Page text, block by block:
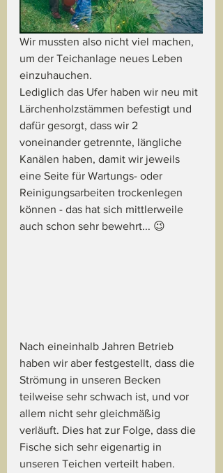
Wir mussten also nicht viel machen,
um der Teichanlage neues Leben
einzuhauchen.
Lediglich das Ufer haben wir neu mit
Lärchenholzstämmen befestigt und
dafür gesorgt, dass wir 2
voneinander getrennte, längliche
Kanälen haben, damit wir jeweils
eine Seite für Wartungs- oder
Reinigungsarbeiten trockenlegen
können - das hat sich mittlerweile
auch schon sehr bewehrt... 😉
Nach eineinhalb Jahren Betrieb
haben wir aber festgestellt, dass die
Strömung in unseren Becken
teilweise sehr schwach ist, und vor
allem nicht sehr gleichmäßig
verläuft. Dies hat zur Folge, dass die
Fische sich sehr eigenartig in
unseren Teichen verteilt haben.